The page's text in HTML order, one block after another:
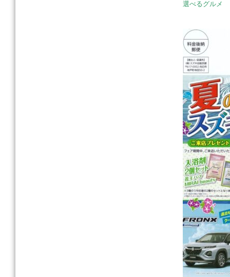
選べるグルメ